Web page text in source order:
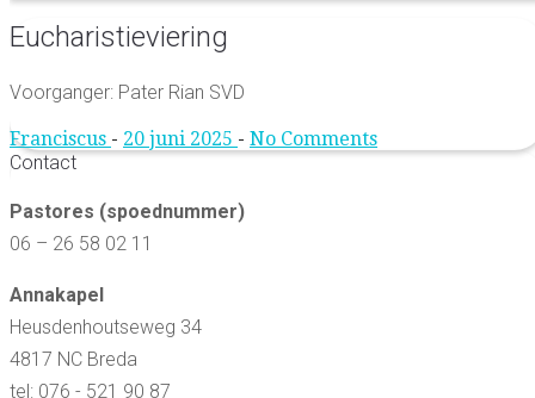
Eucharistieviering
Voorganger: Pater Rian SVD
Franciscus - 20 juni 2025 - No Comments
Contact
Pastores (spoednummer)
06 – 26 58 02 11
Annakapel
Heusdenhoutseweg 34
4817 NC Breda
tel: 076 - 521 90 87